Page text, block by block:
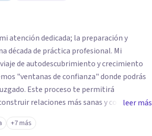
atención dedicada; la preparación y
de práctica profesional. Mi
de autodescubrimiento y crecimiento
Este proceso te permitirá
relaciones más sanas y conscientes,
las herramientas y el apoyo que
leer más
+7 más